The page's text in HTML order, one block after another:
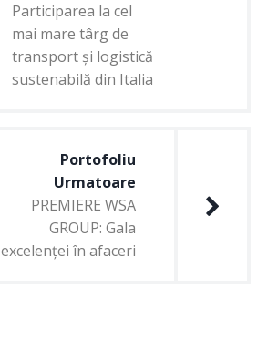
Participarea la cel
mai mare târg de
transport și logistică
sustenabilă din Italia
Portofoliu
Urmatoare
PREMIERE WSA
GROUP: Gala
excelenței în afaceri